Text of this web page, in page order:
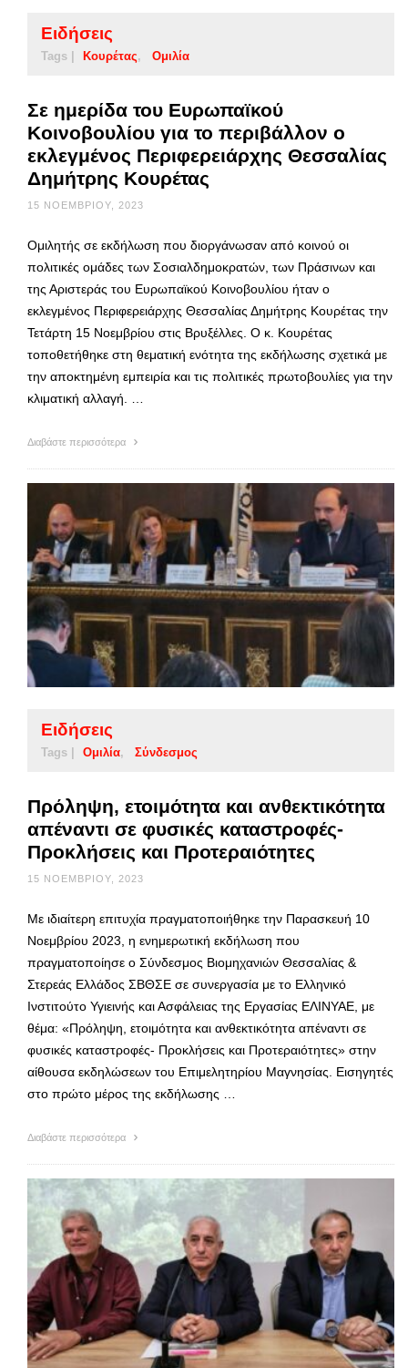
Ειδήσεις
Tags | Κουρέτας Ομιλία
Σε ημερίδα του Ευρωπαϊκού
Κοινοβουλίου για το περιβάλλον ο
εκλεγμένος Περιφερειάρχης Θεσσαλίας
Δημήτρης Κουρέτας
15 ΝΟΕΜΒΡΊΟΥ, 2023
Ομιλητής σε εκδήλωση που διοργάνωσαν από κοινού οι
πολιτικές ομάδες των Σοσιαλδημοκρατών, των Πράσινων και
της Αριστεράς του Ευρωπαϊκού Κοινοβουλίου ήταν ο
εκλεγμένος Περιφερειάρχης Θεσσαλίας Δημήτρης Κουρέτας την
Τετάρτη 15 Νοεμβρίου στις Βρυξέλλες. Ο κ. Κουρέτας
τοποθετήθηκε στη θεματική ενότητα της εκδήλωσης σχετικά με
την αποκτημένη εμπειρία και τις πολιτικές πρωτοβουλίες για την
κλιματική αλλαγή. …
Διαβάστε περισσότερα
Ειδήσεις
Tags | Ομιλία Σύνδεσμος
Πρόληψη, ετοιμότητα και ανθεκτικότητα
απέναντι σε φυσικές καταστροφές-
Προκλήσεις και Προτεραιότητες
15 ΝΟΕΜΒΡΊΟΥ, 2023
Με ιδιαίτερη επιτυχία πραγματοποιήθηκε την Παρασκευή 10
Νοεμβρίου 2023, η ενημερωτική εκδήλωση που
πραγματοποίησε ο Σύνδεσμος Βιομηχανιών Θεσσαλίας &
Στερεάς Ελλάδος ΣΒΘΣΕ σε συνεργασία με το Ελληνικό
Ινστιτούτο Υγιεινής και Ασφάλειας της Εργασίας ΕΛΙΝΥΑΕ, με
θέμα: «Πρόληψη, ετοιμότητα και ανθεκτικότητα απέναντι σε
φυσικές καταστροφές- Προκλήσεις και Προτεραιότητες» στην
αίθουσα εκδηλώσεων του Επιμελητηρίου Μαγνησίας. Εισηγητές
στο πρώτο μέρος της εκδήλωσης …
Διαβάστε περισσότερα